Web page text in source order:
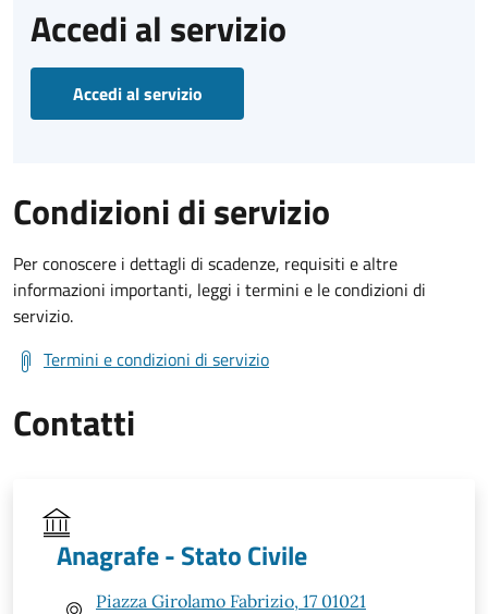
Accedi al servizio
Accedi al servizio
Condizioni di servizio
Per conoscere i dettagli di scadenze, requisiti e altre
informazioni importanti, leggi i termini e le condizioni di
servizio.
Termini e condizioni di servizio
Contatti
Anagrafe - Stato Civile
Piazza Girolamo Fabrizio, 17 01021